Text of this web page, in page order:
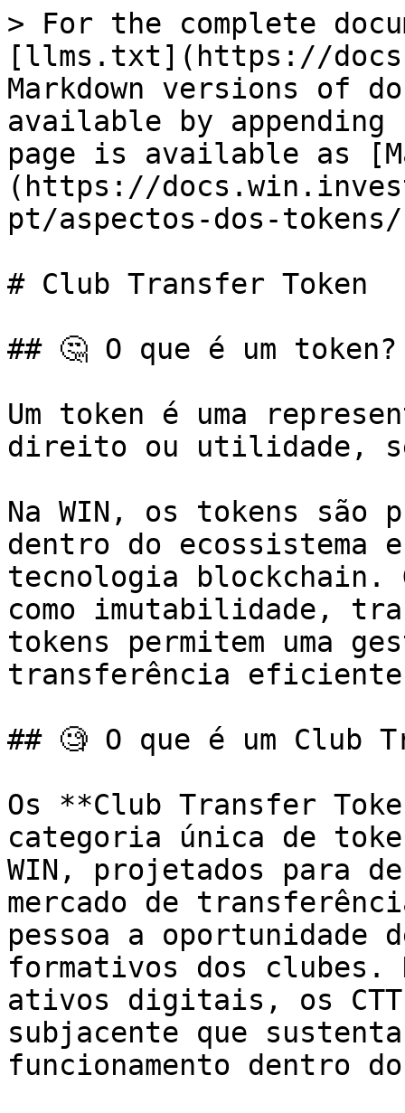
> For the complete
[llms.txt](https://
Markdown versions of
available by
page is available as
(https://
pt/aspectos-dos-
# Club Transfer Token
## 🤔 O que é um token?
Um token é uma
direito ou utilidade,
Na WIN, os tokens são
dentro do ecossistema
tecnologia blockchain.
como imutabilidade,
tokens permitem uma
transferência
## 🧐 O que é um Club
Os **Club Transfer
categoria única de
WIN, projetados para
mercado de
pessoa a
formativos dos clubes.
ativos digitais, os
subjacente que
funcionamento dentro